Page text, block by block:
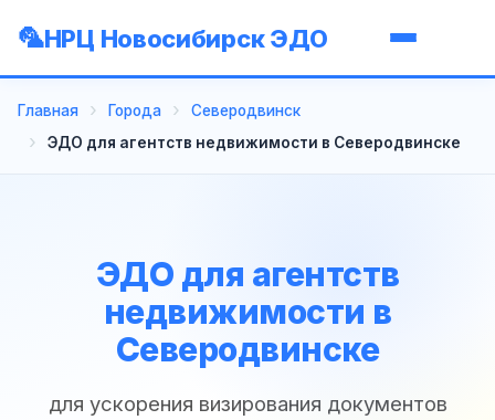
НРЦ Новосибирск ЭДО
Главная Города
Северодвинск
ЭДО для агентств недвижимости в Северодвинске
ЭДО для агентств
недвижимости в
Северодвинске
для ускорения визирования документов